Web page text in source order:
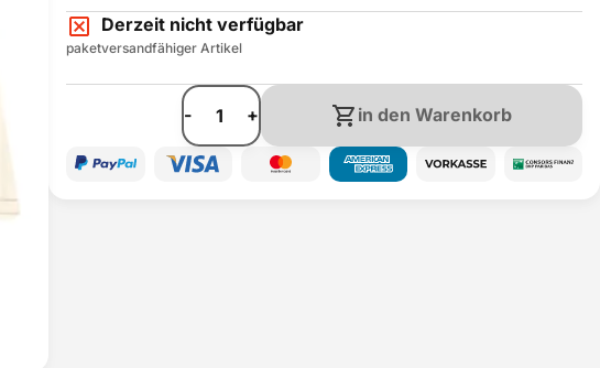
Derzeit nicht verfügbar
paketversandfähiger Artikel
- + in den Warenkorb